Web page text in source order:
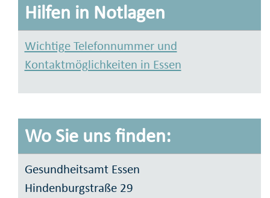
Hilfen in Notlagen
Wichtige Telefonnummer und
Kontaktmöglichkeiten in Essen
Wo Sie uns finden:
Gesundheitsamt Essen
Hindenburgstraße 29